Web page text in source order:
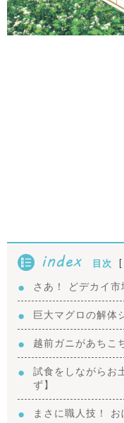
index 目次 [
さあ！ どデカイ
巨大マグロの解体
越前ガニがあちこ
試食をしながらお
ず】
まさに職人技！